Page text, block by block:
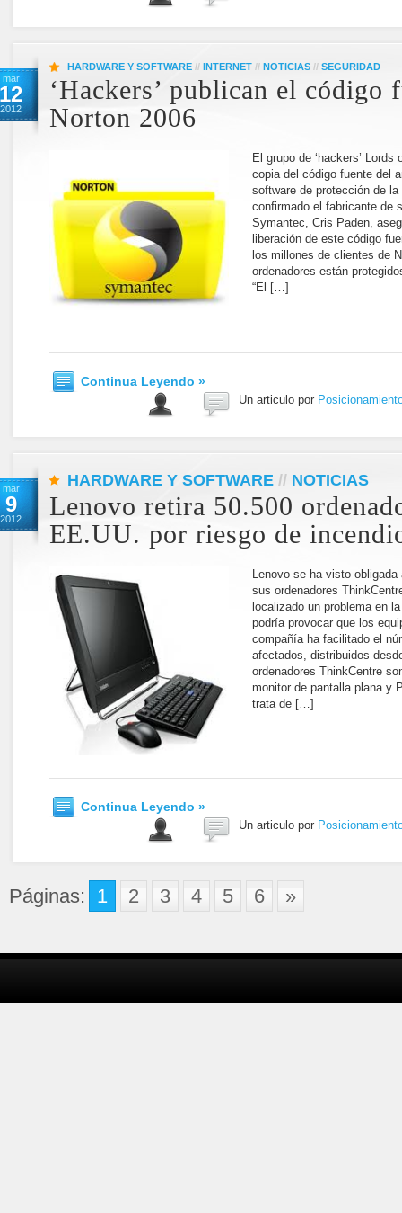
mar
12
2012
HARDWARE Y SOFTWARE // INTERNET // NOTICIAS // SEGURIDAD
‘Hackers’ publican el código
Norton 2006
El grupo de ‘hackers’
copia del código fuente del
software de protección de
confirmado el fabricante de
Symantec, Cris Paden,
liberación de este código
los millones de clientes de
ordenadores están
“El […]
Continua Leyendo »
Un articulo por
mar
9
2012
HARDWARE Y SOFTWARE // NOTICIAS
Lenovo retira 50.500
EE.UU. por riesgo de
Lenovo se ha visto
sus ordenadores
localizado un problema en
podría provocar que los
compañía ha facilitado el
afectados, distribuidos
ordenadores ThinkCentre
monitor de pantalla plana y
trata de […]
Continua Leyendo »
Un articulo por
Páginas: 1 2 3 4 5 6 »